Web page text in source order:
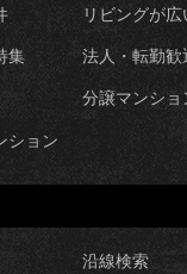
リビングが
集 法人・転勤
分譲マンショ
ション
沿線検索